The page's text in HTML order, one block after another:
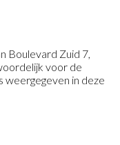
Boulevard Zuid 7,
voor de
weergegeven in deze